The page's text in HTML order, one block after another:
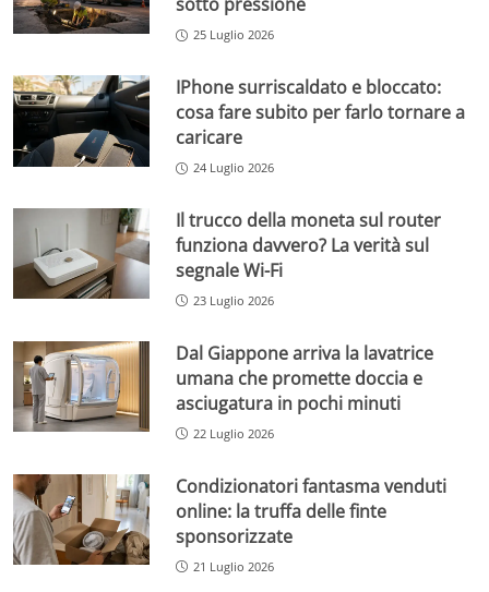
25 Luglio 2026
IPhone surriscaldato e bloccato:
cosa fare subito per farlo tornare a
caricare
24 Luglio 2026
Il trucco della moneta sul router
funziona davvero? La verità sul
segnale Wi-Fi
23 Luglio 2026
Dal Giappone arriva la lavatrice
umana che promette doccia e
asciugatura in pochi minuti
22 Luglio 2026
Condizionatori fantasma venduti
online: la truffa delle finte
sponsorizzate
21 Luglio 2026